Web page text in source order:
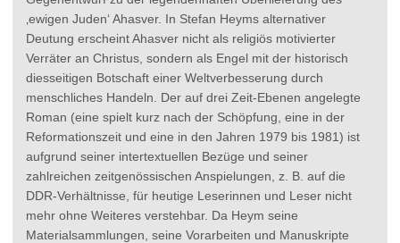
‚ewigen Juden‘ Ahasver. In Stefan Heyms alternativer
Deutung erscheint Ahasver nicht als religiös motivierter
Verräter an Christus, sondern als Engel mit der historisch
diesseitigen Botschaft einer Weltverbesserung durch
menschliches Handeln. Der auf drei Zeit-Ebenen angelegte
Roman (eine spielt kurz nach der Schöpfung, eine in der
Reformationszeit und eine in den Jahren 1979 bis 1981) ist
aufgrund seiner intertextuellen Bezüge und seiner
zahlreichen zeitgenössischen Anspielungen, z. B. auf die
DDR-Verhältnisse, für heutige Leserinnen und Leser nicht
mehr ohne Weiteres verstehbar. Da Heym seine
Materialsammlungen, seine Vorarbeiten und Manuskripte